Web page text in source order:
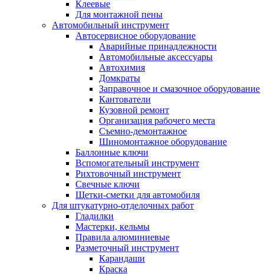
Клеевые
Для монтажной пены
Автомобильный инструмент
Автосервисное оборудование
Аварийные принадлежности
Автомобильные аксессуары
Автохимия
Домкраты
Заправочное и смазочное оборудование
Кантователи
Кузовной ремонт
Организация рабочего места
Съемно-демонтажное
Шиномонтажное оборудование
Баллонные ключи
Вспомогательный инструмент
Рихтовочный инструмент
Свечные ключи
Щетки-сметки для автомобиля
Для штукатурно-отделочных работ
Гладилки
Мастерки, кельмы
Правила алюминиевые
Разметочный инструмент
Карандаши
Краска